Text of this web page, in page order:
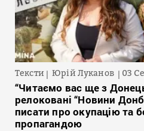
Тексти Юрій Луканов 03
“Читаємо вас ще з
релоковані “Новини
писати про окупацію та
пропагандою